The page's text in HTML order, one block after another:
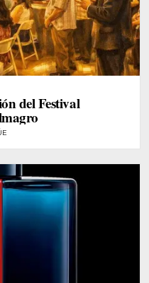
del Festival